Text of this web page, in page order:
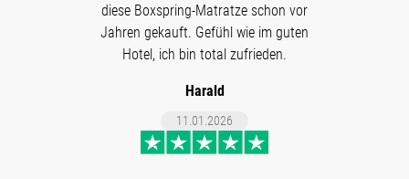
diese Boxspring-Matratze schon vor
Jahren gekauft. Gefühl wie im guten
Hotel, ich bin total zufrieden.
Harald
11.01.2026